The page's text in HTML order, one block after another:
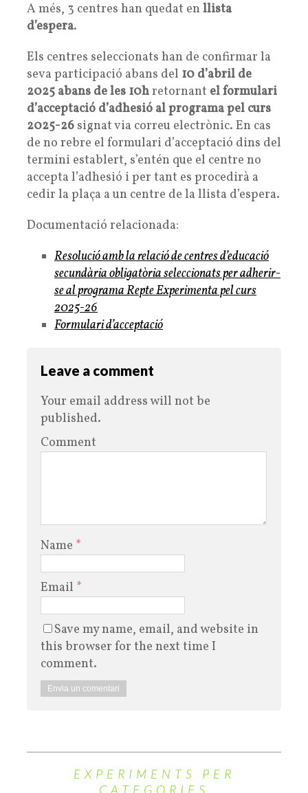
A més, 3 centres han quedat en llista
d’espera.
Els centres seleccionats han de confirmar la
seva participació abans del 10 d’abril de
2025 abans de les 10hretornant el formulari
d’acceptació d’adhesió al programa pel curs
2025-26 signat via correu electrònic. En cas
de no rebre el formulari d’acceptació dins del
termini establert, s’entén que el centre no
accepta l’adhesió i per tant es procedirà a
cedir la plaça a un centre de la llista d’espera.
Documentació relacionada:
Resolució amb la relació de centres d’educació
secundària obligatòria seleccionats per adherir-
se al programa Repte Experimenta pel curs
2025-26
Formulari d’acceptació
Leave a comment
Your email address will not be
published.
Comment
Name *
Email *
Save my name, email, and website in
this browser for the next time I
comment.
EXPERIMENTS PER
CATEGORIES